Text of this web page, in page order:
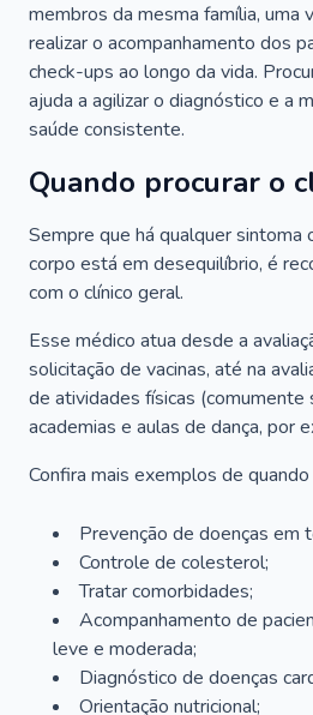
membros da mesma família, uma
realizar o acompanhamento dos
check-ups ao longo da vida.
ajuda a agilizar o diagnóstico e a
saúde consistente.
Quando procurar o
Sempre que há qualquer sintoma
corpo está em desequilíbrio, é
com o clínico geral.
Esse médico atua desde a
solicitação de vacinas, até na
de atividades físicas (comumente
academias e aulas de dança, por
Confira mais exemplos de
Prevenção de doenças em
Controle de colesterol;
Tratar comorbidades;
Acompanhamento de
leve e moderada;
Diagnóstico de doenças
Orientação nutricional;